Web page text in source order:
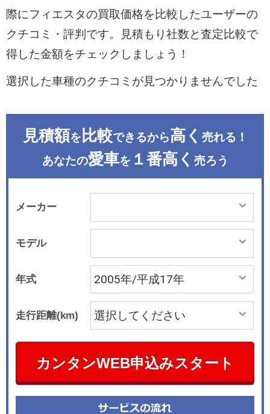
際にフィエスタの買取価格を比較したユーザーの
クチコミ・評判です。見積もり社数と査定比較で
得した金額をチェックしましょう！
選択した車種のクチコミが見つかりませんでした
見積額を 比較できるから高く 売れる！
あなたの愛車を １番高く 売ろう
メーカー
モデル
年式
走行距離(km)
カンタンWEB申込みスタート